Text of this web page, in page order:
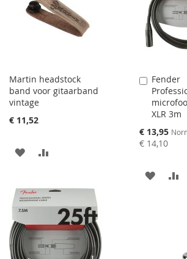
Martin headstock
band voor gitaarband
vintage
€ 11,52
AAN
TOEVOEGEN
OM
TE
VERGELIJKEN
Fender
XLR 3m
Speciale
prijs
€ 13,95
€ 14,10
Aan
AAN